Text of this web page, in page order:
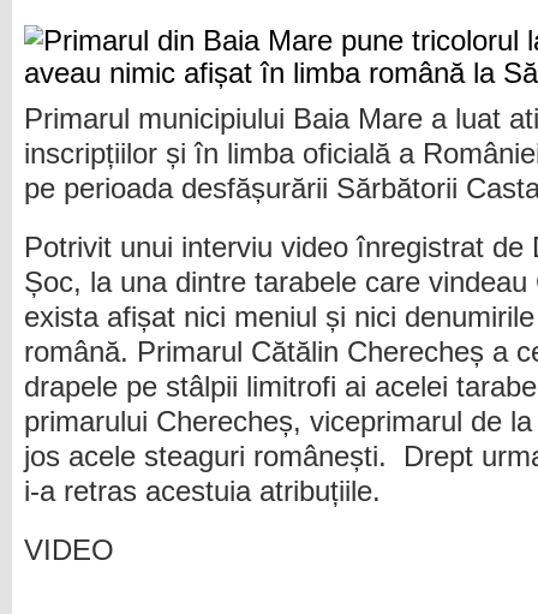
Primarul municipiului Baia Mare a luat
inscripțiilor și în limba oficială a
pe perioada desfășurării Sărbătorii
Potrivit unui interviu video înregistrat de
Șoc, la una dintre tarabele care
exista afișat nici meniul și nici
română. Primarul Cătălin Cherecheș a
drapele pe stâlpii limitrofi ai acelei
primarului Cherecheș, viceprimarul de
jos acele steaguri românești. Drept
i-a retras acestuia atribuțiile.
VIDEO